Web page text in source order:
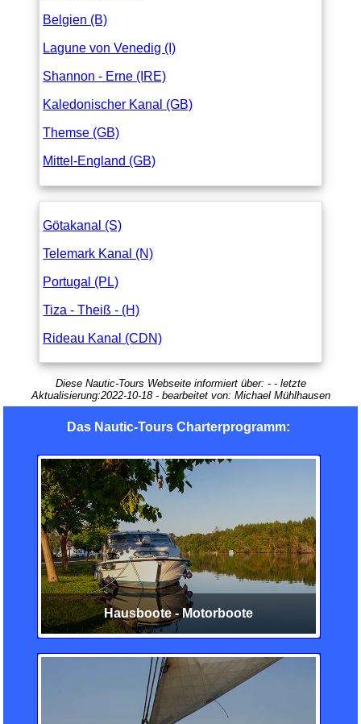
Belgien (B)
Lagune von Venedig (I)
Shannon - Erne (IRE)
Kaledonischer Kanal (GB)
Themse (GB)
Mittel-England (GB)
Götakanal (S)
Telemark Kanal (N)
Portugal (PL)
Tiza - Theiß - (H)
Rideau Kanal (CDN)
Diese Nautic-Tours Webseite informiert über: -- letzte
Aktualisierung:2022-10-18- bearbeitet von: Michael Mühlhausen
Das Nautic-Tours Charterprogramm:
Hausboote - Motorboote